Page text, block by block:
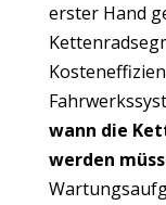
erster Hand
wann die
werden